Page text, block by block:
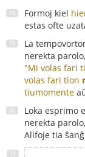
Formoj kiel
estas ofte
La
nerekta
"Mi volas fari
volas fari tion
tiumomente
Loka esprimo
nerekta
Alifoje tia